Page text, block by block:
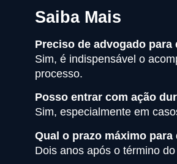
Saiba Mais
Preciso de advogado
Sim, é indispensável o
processo.
Posso entrar com ação
Sim, especialmente em
Qual o prazo máximo
Dois anos após o término